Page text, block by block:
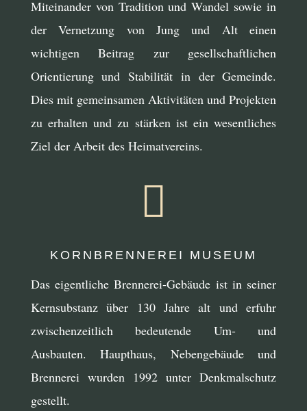
Miteinander von Tradition und Wandel sowie in
der Vernetzung von Jung und Alt einen
wichtigen Beitrag zur gesellschaftlichen
Orientierung und Stabilität in der Gemeinde.
Dies mit gemeinsamen Aktivitäten und Projekten
zu erhalten und zu stärken ist ein wesentliches
Ziel der Arbeit des Heimatvereins.

KORNBRENNEREI MUSEUM
Das eigentliche Brennerei-Gebäude ist in seiner
Kernsubstanz über 130 Jahre alt und erfuhr
zwischenzeitlich bedeutende Um- und
Ausbauten. Haupthaus, Nebengebäude und
Brennerei wurden 1992 unter Denkmalschutz
gestellt.